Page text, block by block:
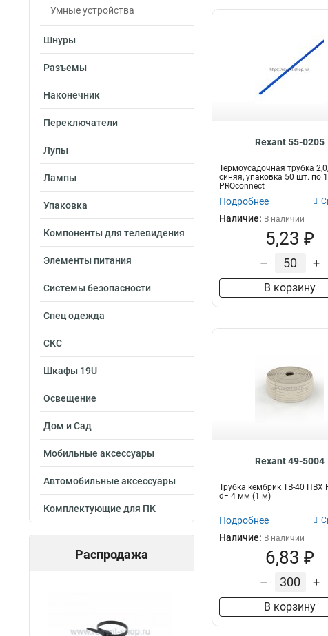
Умные устройства
Шнуры
Разъемы
Наконечник
Переключатели
Лупы
Лампы
Упаковка
Компоненты для телевидения
Элементы питания
Системы безопасности
Спец одежда
СКС
Шкафы 19U
Освещение
Дом и Сад
Мобильные аксессуары
Автомобильные аксессуары
Комплектующие для ПК
Распродажа
Rexant 55-0205
Термоусадочная трубка
синяя, упаковка 50 шт. по
PROconnect
Подробнее
Наличие: В наличии
5,23 ₽
– +
В корзину
Rexant 49-5004
Трубка кембрик ТВ-40 ПВХ
d= 4 мм (1 м)
Подробнее
Наличие: В наличии
6,83 ₽
– +
В корзину